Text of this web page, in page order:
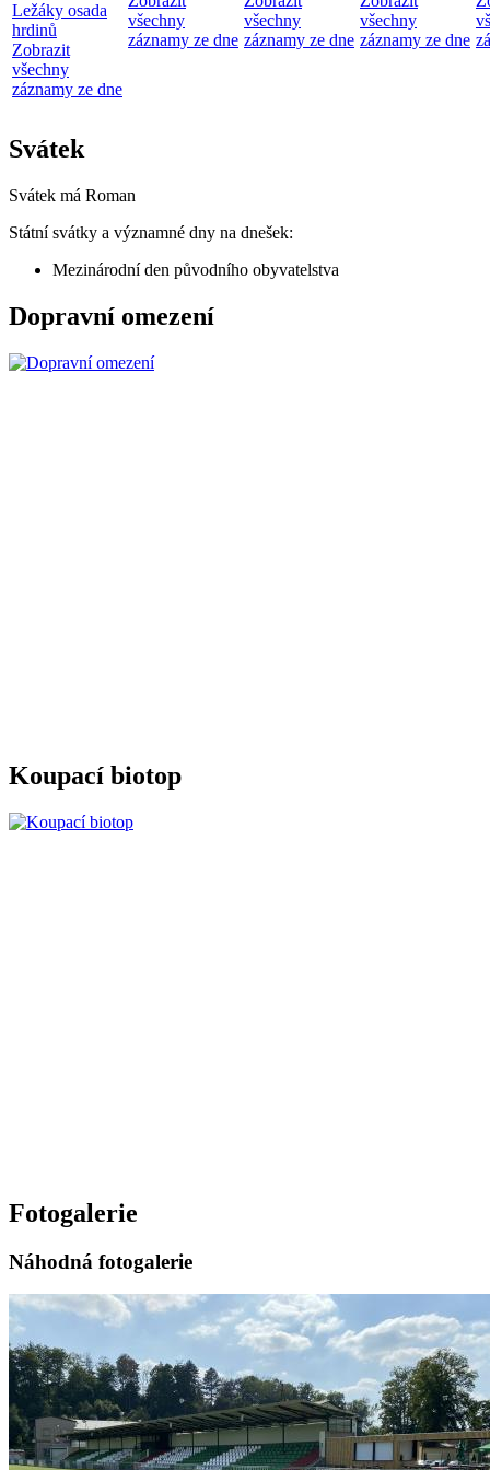
Ležáky osada
hrdinů
Zobrazit
všechny
záznamy ze dne
všechny
záznamy ze dne
všechny
záznamy ze dne
všechny
záznamy ze dne
Svátek
Svátek má Roman
Státní svátky a významné dny na dnešek:
Mezinárodní den původního obyvatelstva
Dopravní omezení
Koupací biotop
Fotogalerie
Náhodná fotogalerie